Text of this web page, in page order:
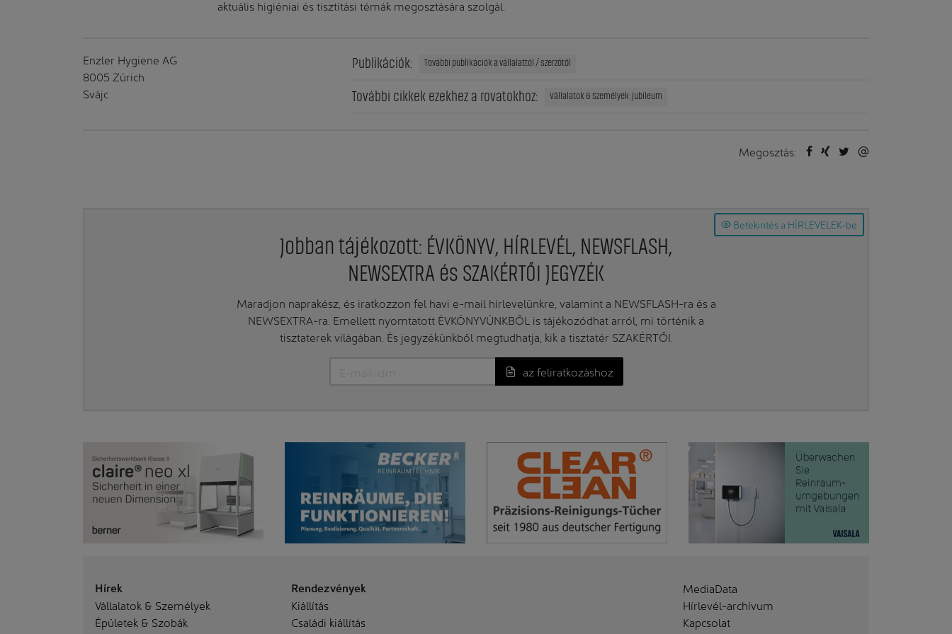
aktuális higiéniai és tisztítási témák megosztására szolgál.
Enzler Hygiene AG
8005 Zürich
Svájc
Publikációk: További publikációk a vállalattól / szerzőtől
További cikkek ezekhez a rovatokhoz: Vállalatok & Személyek: jubileum
Megosztás:
Betekintés a HÍRLEVELEK-be
Jobban tájékozott: ÉVKÖNYV, HÍRLEVÉL, NEWSFLASH,
NEWSEXTRA és SZAKÉRTŐI JEGYZÉK
Maradjon naprakész, és iratkozzon fel havi e-mail hírlevelünkre, valamint a NEWSFLASH-ra és a
NEWSEXTRA-ra. Emellett nyomtatott ÉVKÖNYVÜNKBŐL is tájékozódhat arról, mi történik a
tisztaterek világában. És jegyzékünkből megtudhatja, kik a tisztatér SZAKÉRTŐI.
az feliratkozáshoz
Hírek
Vállalatok & Személyek
Épületek & Szobák
Rendezvények
Kiállítás
Családi kiállítás
MediaData
Hírlevél-archívum
Kapcsolat